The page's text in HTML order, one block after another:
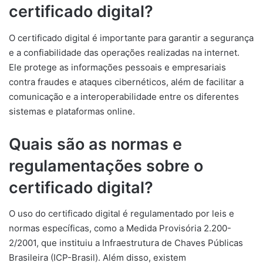
certificado digital?
O certificado digital é importante para garantir a segurança
e a confiabilidade das operações realizadas na internet.
Ele protege as informações pessoais e empresariais
contra fraudes e ataques cibernéticos, além de facilitar a
comunicação e a interoperabilidade entre os diferentes
sistemas e plataformas online.
Quais são as normas e
regulamentações sobre o
certificado digital?
O uso do certificado digital é regulamentado por leis e
normas específicas, como a Medida Provisória 2.200-
2/2001, que instituiu a Infraestrutura de Chaves Públicas
Brasileira (ICP-Brasil). Além disso, existem